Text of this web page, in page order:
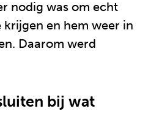
nodig was om echt
en hem weer in
Daarom werd
bij wat